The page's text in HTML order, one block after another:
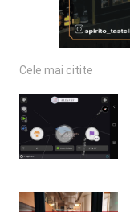
Cele mai citite